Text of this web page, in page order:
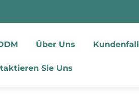
Über Uns Kundenfall
Sie Uns